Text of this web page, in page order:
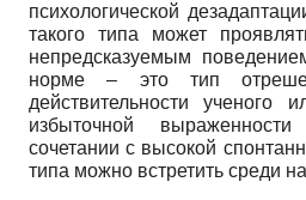
психологической
такого типа может
непредсказуемым
норме – это тип
действительности ученого
избыточной
сочетании с высокой
типа можно встретить среди